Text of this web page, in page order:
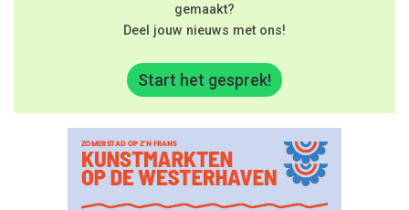
gemaakt?
Deel jouw nieuws met ons!
Start het gesprek!